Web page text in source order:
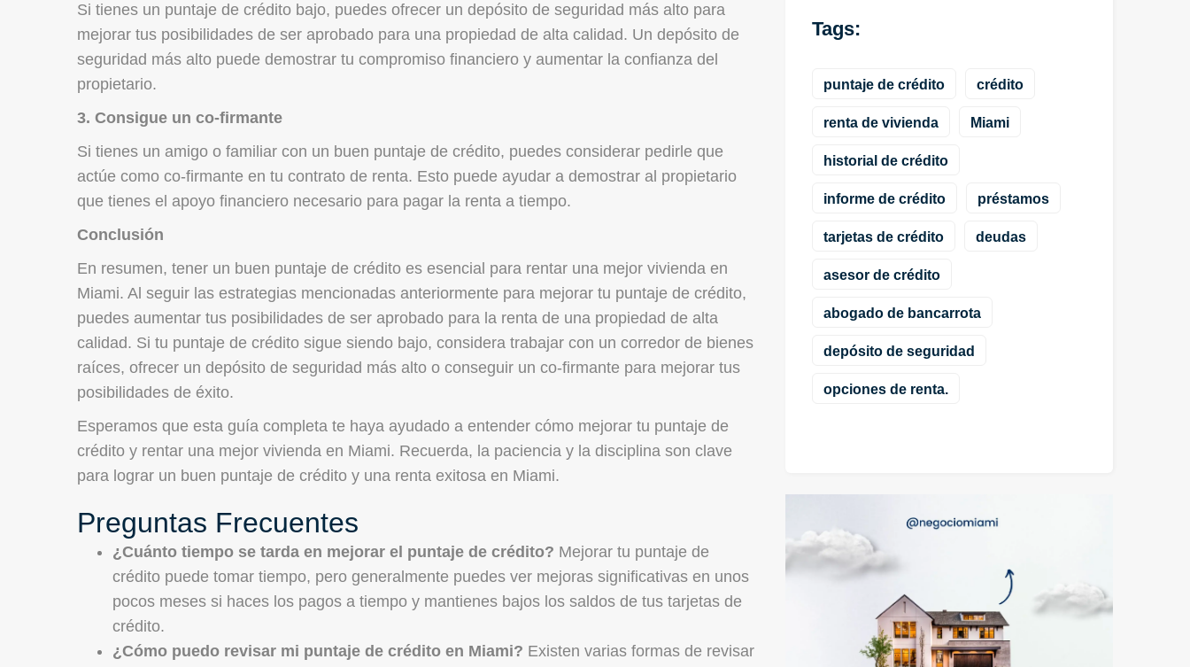
Si tienes un puntaje de crédito bajo, puedes ofrecer un depósito de seguridad más alto para
mejorar tus posibilidades de ser aprobado para una propiedad de alta calidad. Un depósito de
seguridad más alto puede demostrar tu compromiso financiero y aumentar la confianza del
propietario.
3. Consigue un co-firmante
Si tienes un amigo o familiar con un buen puntaje de crédito, puedes considerar pedirle que
actúe como co-firmante en tu contrato de renta. Esto puede ayudar a demostrar al propietario
que tienes el apoyo financiero necesario para pagar la renta a tiempo.
Conclusión
En resumen, tener un buen puntaje de crédito es esencial para rentar una mejor vivienda en
Miami. Al seguir las estrategias mencionadas anteriormente para mejorar tu puntaje de crédito,
puedes aumentar tus posibilidades de ser aprobado para la renta de una propiedad de alta
calidad. Si tu puntaje de crédito sigue siendo bajo, considera trabajar con un corredor de bienes
raíces, ofrecer un depósito de seguridad más alto o conseguir un co-firmante para mejorar tus
posibilidades de éxito.
Esperamos que esta guía completa te haya ayudado a entender cómo mejorar tu puntaje de
crédito y rentar una mejor vivienda en Miami. Recuerda, la paciencia y la disciplina son clave
para lograr un buen puntaje de crédito y una renta exitosa en Miami.
Preguntas Frecuentes
¿Cuánto tiempo se tarda en mejorar el puntaje de crédito? Mejorar tu puntaje de
crédito puede tomar tiempo, pero generalmente puedes ver mejoras significativas en unos
pocos meses si haces los pagos a tiempo y mantienes bajos los saldos de tus tarjetas de
crédito.
¿Cómo puedo revisar mi puntaje de crédito en Miami? Existen varias formas de revisar
Tags:
puntaje de crédito crédito
renta de vivienda Miami
historial de crédito
informe de crédito préstamos
tarjetas de crédito deudas
asesor de crédito
abogado de bancarrota
depósito de seguridad
opciones de renta.